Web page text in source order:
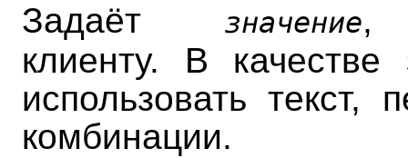
Задаёт значение,
клиенту. В
использовать
комбинации.